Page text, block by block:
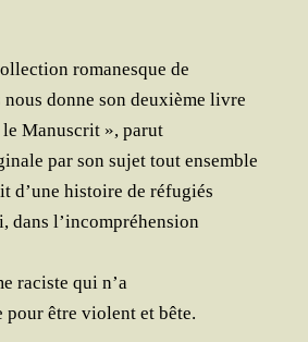
roma­nesque de
nous donne son deuxième livre
Manus­crit », parut
par son sujet tout ensemble
d’une his­toire de réfugiés
dans l’incompréhension
raciste qui n’a
pour être violent et bête.